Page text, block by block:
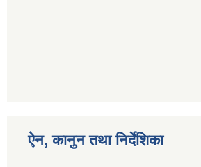
ऐन, कानुन तथा निर्देशिका